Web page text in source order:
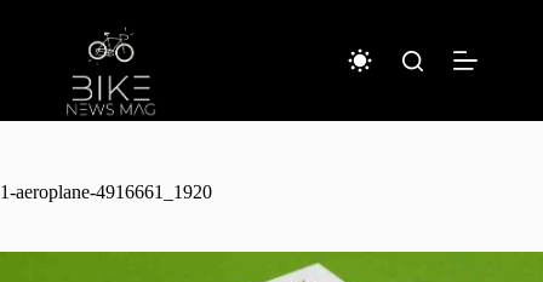
キ
1-aeroplane-4916661_1920